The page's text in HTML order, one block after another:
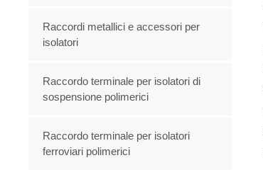
Raccordi metallici e accessori per
isolatori
Raccordo terminale per isolatori di
sospensione polimerici
Raccordo terminale per isolatori
ferroviari polimerici